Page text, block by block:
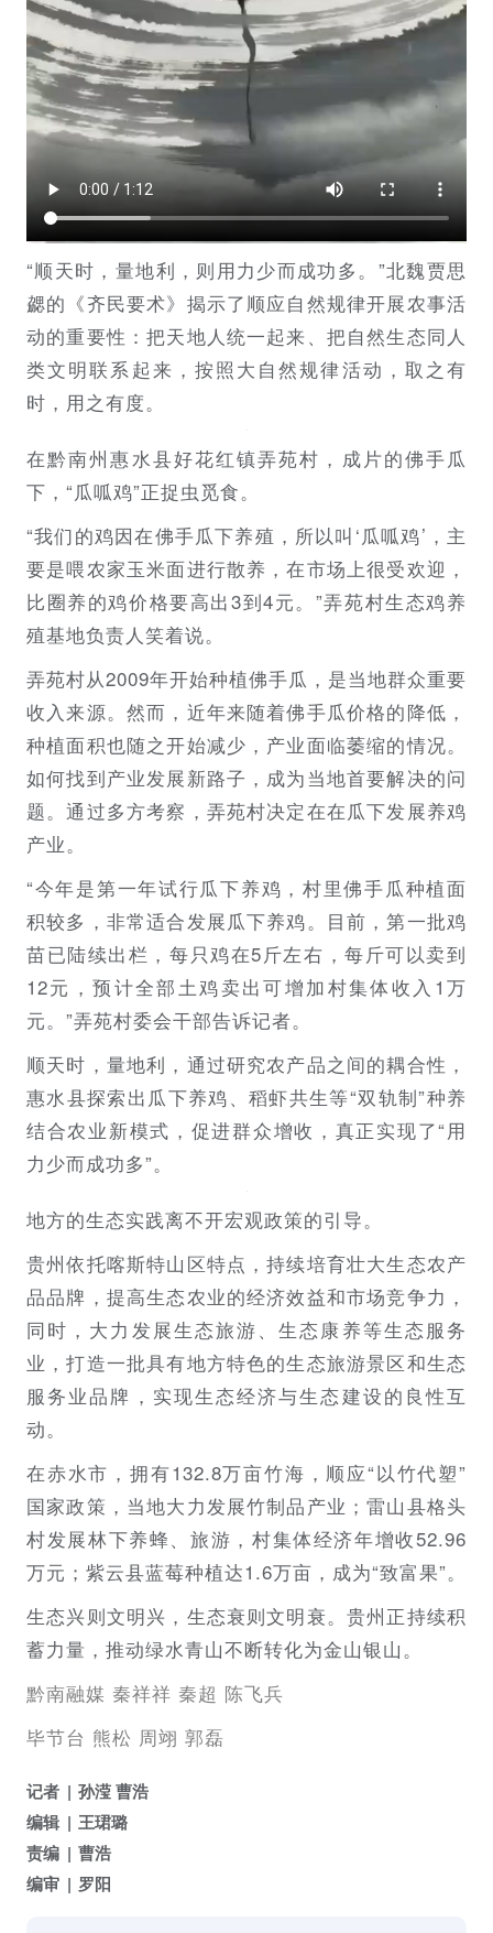
“顺天时，量地利，则用力少而成功多。”北魏贾思
勰的《齐民要术》揭示了顺应自然规律开展农事活
动的重要性：把天地人统一起来、把自然生态同人
类文明联系起来，按照大自然规律活动，取之有
时，用之有度。
在黔南州惠水县好花红镇弄苑村，成片的佛手瓜
下，“瓜呱鸡”正捉虫觅食。
“我们的鸡因在佛手瓜下养殖，所以叫‘瓜呱鸡’，主
要是喂农家玉米面进行散养，在市场上很受欢迎，
比圈养的鸡价格要高出3到4元。”弄苑村生态鸡养
殖基地负责人笑着说。
弄苑村从2009年开始种植佛手瓜，是当地群众重要
收入来源。然而，近年来随着佛手瓜价格的降低，
种植面积也随之开始减少，产业面临萎缩的情况。
如何找到产业发展新路子，成为当地首要解决的问
题。通过多方考察，弄苑村决定在在瓜下发展养鸡
产业。
“今年是第一年试行瓜下养鸡，村里佛手瓜种植面
积较多，非常适合发展瓜下养鸡。目前，第一批鸡
苗已陆续出栏，每只鸡在5斤左右，每斤可以卖到
12元，预计全部土鸡卖出可增加村集体收入1万
元。”弄苑村委会干部告诉记者。
顺天时，量地利，通过研究农产品之间的耦合性，
惠水县探索出瓜下养鸡、稻虾共生等“双轨制”种养
结合农业新模式，促进群众增收，真正实现了“用
力少而成功多”。
地方的生态实践离不开宏观政策的引导。
贵州依托喀斯特山区特点，持续培育壮大生态农产
品品牌，提高生态农业的经济效益和市场竞争力，
同时，大力发展生态旅游、生态康养等生态服务
业，打造一批具有地方特色的生态旅游景区和生态
服务业品牌，实现生态经济与生态建设的良性互
动。
在赤水市，拥有132.8万亩竹海，顺应“以竹代塑”
国家政策，当地大力发展竹制品产业；雷山县格头
村发展林下养蜂、旅游，村集体经济年增收52.96
万元；紫云县蓝莓种植达1.6万亩，成为“致富果”。
生态兴则文明兴，生态衰则文明衰。贵州正持续积
蓄力量，推动绿水青山不断转化为金山银山。
黔南融媒 秦祥祥 秦超 陈飞兵
毕节台 熊松 周翊 郭磊
记者
孙滢 曹浩
编辑
王珺璐
责编
曹浩
编审
罗阳